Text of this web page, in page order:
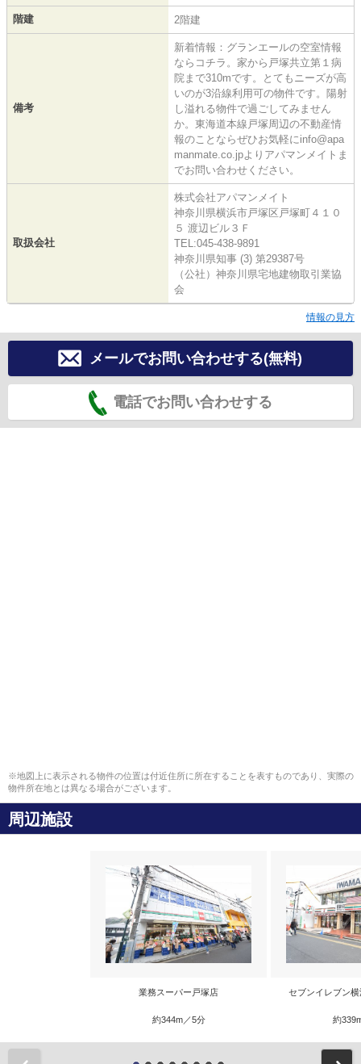
階建 2階建
備考
新着情報：グランエールの空室情報
ならコチラ。家から戸塚共立第１病
院まで310mです。とてもニーズが高
いのが3沿線利用可の物件です。陽射
し溢れる物件で過ごしてみません
か。東海道本線戸塚周辺の不動産情
報のことならぜひお気軽にinfo@apa
manmate.co.jpよりアパマンメイトま
でお問い合わせください。
取扱会社
株式会社アパマンメイト
神奈川県横浜市戸塚区戸塚町４１０
５ 渡辺ビル３Ｆ
TEL:045-438-9891
神奈川県知事 (3) 第29387号
（公社）神奈川県宅地建物取引業協
会
情報の見方
メールでお問い合わせする(無料)
電話でお問い合わせする
※地図上に表示される物件の位置は付近住所に所在することを表すものであり、実際の
物件所在地とは異なる場合がございます。
周辺施設
業務スーパー戸塚店
約344m／5分
セブンイレブン
約